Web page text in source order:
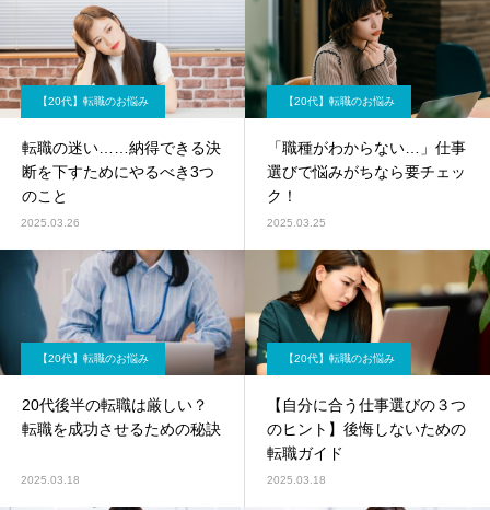
【20代】転職のお悩み
転職の迷い……納得できる決
断を下すためにやるべき3つ
のこと
2025.03.26
【20代】転職のお悩み
「職種がわからない…」仕事
選びで悩みがちなら要チェッ
ク！
2025.03.25
【20代】転職のお悩み
20代後半の転職は厳しい？
転職を成功させるための秘訣
2025.03.18
【20代】転職のお悩み
【自分に合う仕事選びの３つ
のヒント】後悔しないための
転職ガイド
2025.03.18